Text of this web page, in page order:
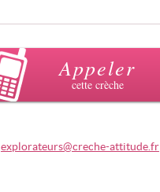
Appeler
cette crèche
explorateurs@creche-attitude.fr